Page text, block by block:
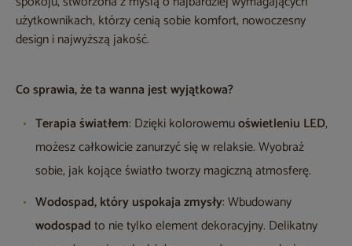
użytkownikach, którzy cenią sobie komfort, nowoczesny
design i najwyższą jakość.
Co sprawia, że ta wanna jest wyjątkowa?
Terapia światłem: Dzięki kolorowemuoświetleniu LED,
możesz całkowicie zanurzyć się w relaksie. Wyobraź
sobie, jak kojące światło tworzy magiczną atmosferę.
Wodospad, który uspokaja zmysły: Wbudowany
wodospadto nie tylko element dekoracyjny. Delikatny